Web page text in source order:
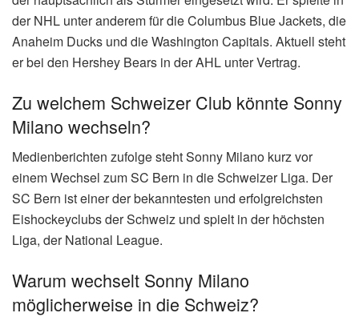
der NHL unter anderem für die Columbus Blue Jackets, die
Anaheim Ducks und die Washington Capitals. Aktuell steht
er bei den Hershey Bears in der AHL unter Vertrag.
Zu welchem Schweizer Club könnte Sonny
Milano wechseln?
Medienberichten zufolge steht Sonny Milano kurz vor
einem Wechsel zum SC Bern in die Schweizer Liga. Der
SC Bern ist einer der bekanntesten und erfolgreichsten
Eishockeyclubs der Schweiz und spielt in der höchsten
Liga, der National League.
Warum wechselt Sonny Milano
möglicherweise in die Schweiz?